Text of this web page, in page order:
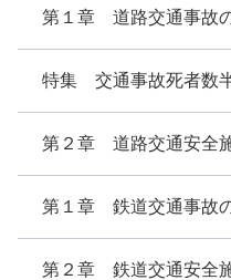
第１章 道路交通事故
特集 交通事故死者数
第２章 道路交通安全
第１章 鉄道交通事故
第２章 鉄道交通安全